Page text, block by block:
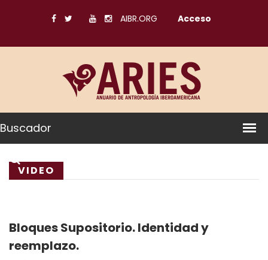
AIBR.ORG Acceso
Buscador
VIDEO
Bloques Supositorio. Identidad y
reemplazo.